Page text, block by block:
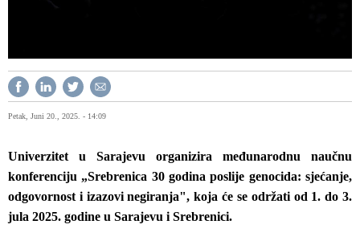
Petak, Juni 20., 2025. - 14:09
Univerzitet u Sarajevu organizira međunarodnu naučnu
konferenciju „Srebrenica 30 godina poslije genocida: sjećanje,
odgovornost i izazovi negiranja", koja će se održati od 1. do 3.
jula 2025. godine u Sarajevu i Srebrenici.